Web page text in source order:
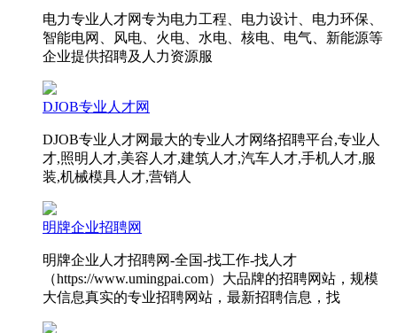
电力专业人才网专为电力工程、电力设计、电力环保、
智能电网、风电、火电、水电、核电、电气、新能源等
企业提供招聘及人力资源服
DJOB专业人才网
DJOB专业人才网最大的专业人才网络招聘平台,专业人
才,照明人才,美容人才,建筑人才,汽车人才,手机人才,服
装,机械模具人才,营销人
明牌企业招聘网
明牌企业人才招聘网-全国-找工作-找人才
（https://www.umingpai.com）大品牌的招聘网站，规模
大信息真实的专业招聘网站，最新招聘信息，找